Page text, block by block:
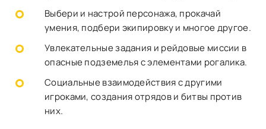
Выбери и настрой персонажа, прокачай
умения, подбери экипировку и многое другое.
Увлекательные задания и рейдовые миссии в
опасные подземелья с элементами рогалика.
Социальные взаимодействия с другими
игроками, создания отрядов и битвы против
них.